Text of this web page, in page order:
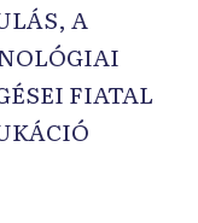
A
FIATAL